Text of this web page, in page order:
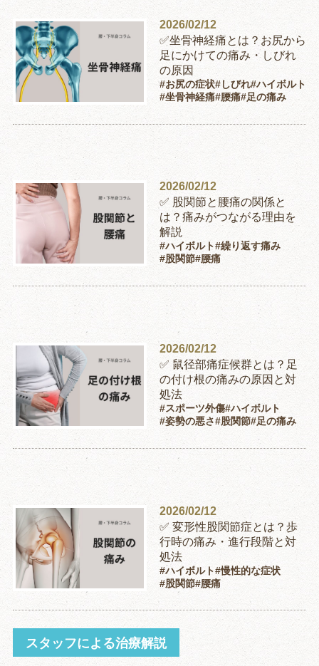
2026/02/12
✅坐骨神経痛とは？お尻から
足にかけての痛み・しびれ
の原因
#お尻の症状#しびれ#ハイボルト
#坐骨神経痛#腰痛#足の痛み
2026/02/12
✅ 股関節と腰痛の関係と
は？痛みがつながる理由を
解説
#ハイボルト#繰り返す痛み
#股関節#腰痛
2026/02/12
✅ 鼠径部痛症候群とは？足
の付け根の痛みの原因と対
処法
#スポーツ外傷#ハイボルト
#姿勢の悪さ#股関節#足の痛み
2026/02/12
✅ 変形性股関節症とは？歩
行時の痛み・進行段階と対
処法
#ハイボルト#慢性的な症状
#股関節#腰痛
スタッフによる治療解説